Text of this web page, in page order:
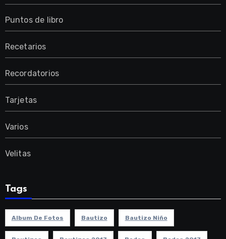
Puntos de libro
Recetarios
Recordatorios
Tarjetas
Varios
Velitas
Tags
Album De Fotos Bautizo Bautizo Niño